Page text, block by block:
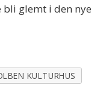
bli glemt i den nye
KULTURHUS